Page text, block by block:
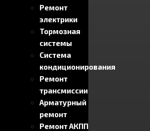
Ремонт
электрики
Тормозная
системы
Система
кондиционирования
Ремонт
трансмиссии
Арматурный
ремонт
Ремонт АКПП